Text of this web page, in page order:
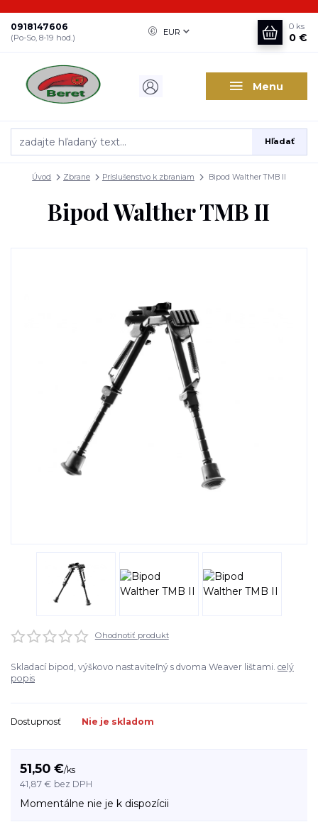
Menu
EUR
Hľadať
0918147606
(Po-So, 8-19 hod.)
0 ks
0 €
Úvod Zbrane Príslušenstvo k zbraniam Bipod Walther TMB II
Bipod Walther TMB II
Ohodnotiť produkt
Skladací bipod, výškovo nastaviteľný s dvoma Weaver lištami. celý
popis
Dostupnosť Nie je skladom
51,50 €/ks
41,87 € bez DPH
Momentálne nie je k dispozícii